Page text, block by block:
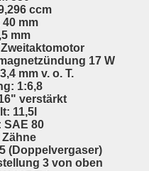
ccm
mm
mm
17 W
mm v. o. T.
1:6,8
verstärkt
11,5l
SAE 80
Zähne
(Doppelvergaser)
3 von oben